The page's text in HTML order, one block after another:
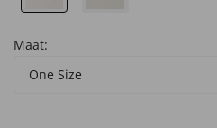
Maat:
One Size